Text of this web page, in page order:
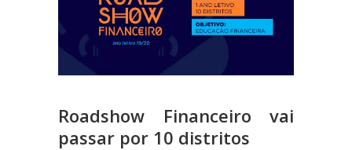
Roadshow Financeiro vai
passar por 10 distritos